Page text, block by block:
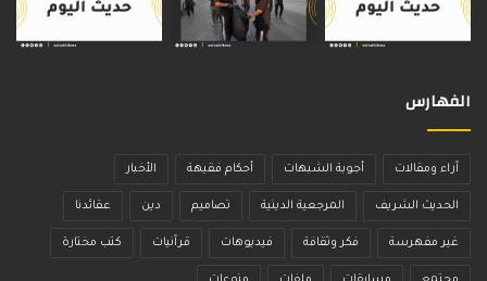
الفهارس
آراء ومقالات أجوبة الشبهات أحكام فقيهة الأخبار
الحديث الشريف المرجعية الدينية تصاميم دين عقائدنا
غير مفهرسة فكر وثقافة فيديوهات قرآنيات كتب مختارة